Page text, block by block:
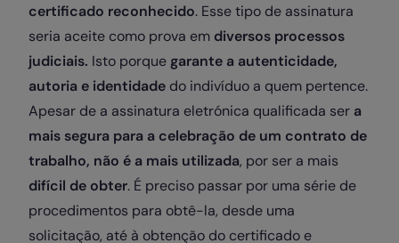
certificado reconhecido. Esse tipo de assinatura
seria aceite como prova em diversos processos
judiciais. Isto porque garante a autenticidade,
autoria e identidade do indivíduo a quem pertence.
Apesar de a assinatura eletrónica qualificada ser a
mais segura para a celebração de um contrato de
trabalho, não é a mais utilizada, por ser a mais
difícil de obter. É preciso passar por uma série de
procedimentos para obtê-la, desde uma
solicitação, até à obtenção do certificado e